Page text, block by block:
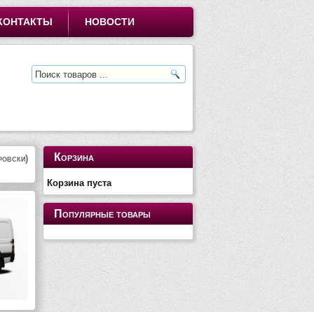
НОВОСТИ
Корзина
Корзина пуста
Популярные товары